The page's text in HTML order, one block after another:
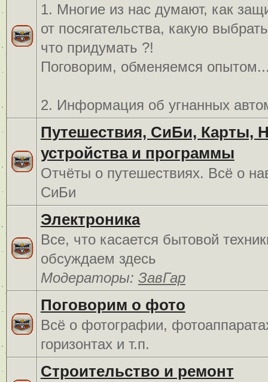
1. Многие из нас думают, как
от посягательства, какую
что придумать ?!
Поговорим, обменяемся
2. Информация об угнанных
Путешествия, СиБи, Карты,
устройства и программы
Отчёты о путешествиях. Всё о
СиБи
Электроника
Все, что касается бытовой
обсуждаем здесь
Модераторы: ЗавГар
Поговорим о фото
Всё о фотографии,
горизонтах и т.п.
Строительство и ремонт